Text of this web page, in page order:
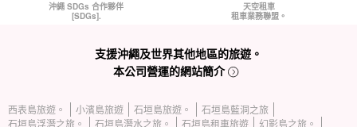
沖繩 SDGs 合作夥伴
[SDGs].
天空租車
租車業務聯盟。
支援沖繩及世界其他地區的旅遊。
本公司營運的網站簡介
西表島旅遊。 小濱島旅遊 石垣島旅遊。
石垣島藍洞之旅
石垣島浮潛之旅。
石垣島潛水之旅。 石垣島租車旅遊
幻影島之旅。